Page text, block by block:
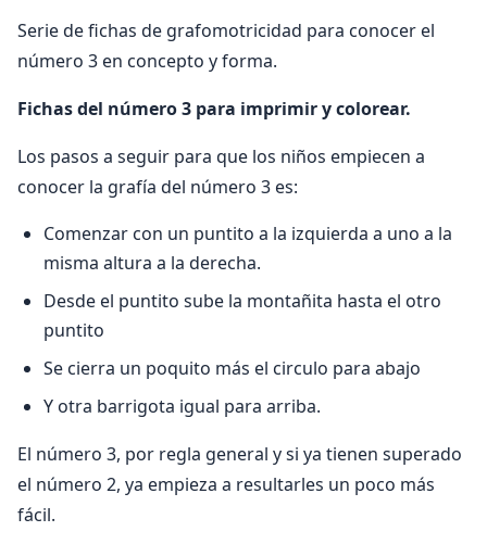
Serie de fichas de grafomotricidad para conocer el
número 3 en concepto y forma.
Fichas del número 3 para imprimir y colorear.
Los pasos a seguir para que los niños empiecen a
conocer la grafía del número 3 es:
Comenzar con un puntito a la izquierda a uno a la
misma altura a la derecha.
Desde el puntito sube la montañita hasta el otro
puntito
Se cierra un poquito más el circulo para abajo
Y otra barrigota igual para arriba.
El número 3, por regla general y si ya tienen superado
el número 2, ya empieza a resultarles un poco más
fácil.